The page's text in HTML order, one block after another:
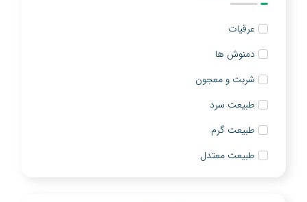
عرقیات
دمنوش ها
شربت و معجون
طبیعت سرد
طبیعت گرم
طبیعت معتدل